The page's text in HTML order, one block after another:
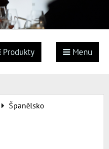
Produkty Menu
Španělsko